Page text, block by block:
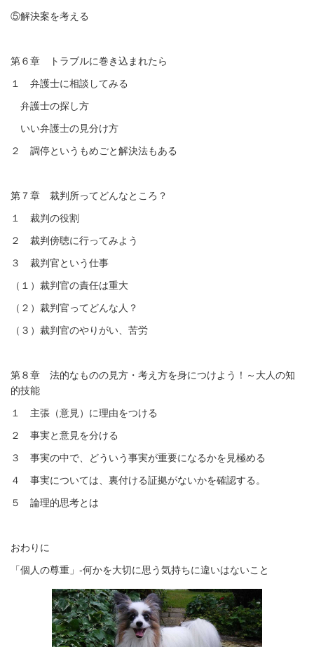
⑤解決案を考える
第６章 トラブルに巻き込まれたら
１ 弁護士に相談してみる
弁護士の探し方
いい弁護士の見分け方
２ 調停というもめごと解決法もある
第７章 裁判所ってどんなところ？
１ 裁判の役割
２ 裁判傍聴に行ってみよう
３ 裁判官という仕事
（１）裁判官の責任は重大
（２）裁判官ってどんな人？
（３）裁判官のやりがい、苦労
第８章 法的なものの見方・考え方を身につけよう！～大人の知
的技能
１ 主張（意見）に理由をつける
２ 事実と意見を分ける
３ 事実の中で、どういう事実が重要になるかを見極める
４ 事実については、裏付ける証拠がないかを確認する。
５ 論理的思考とは
おわりに
「個人の尊重」 -何かを大切に思う気持ちに違いはないこと